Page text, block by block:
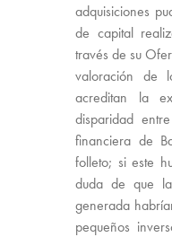
adquisiciones
de capital
través de su
valoración de
acreditan la
disparidad
financiera de
folleto; si este
duda de que
generada
pequeños